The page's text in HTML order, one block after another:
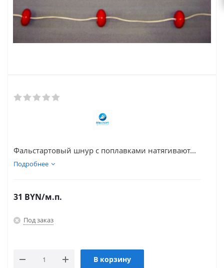
Фальстартовый шнур с поплавками натягивают...
Подробнее
31 BYN/м.п.
Под заказ
В корзину